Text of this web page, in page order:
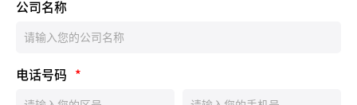
公司名称
电话号码 *